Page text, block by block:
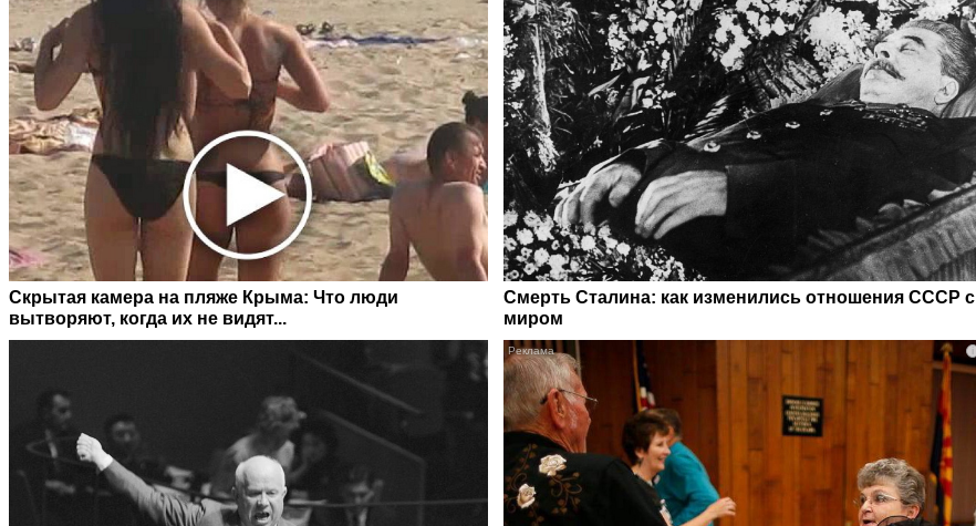
Скрытая камера на пляже Крыма: Что люди
вытворяют, когда их не видят...
Смерть Сталина: как изменились отношения СССР с
миром
i